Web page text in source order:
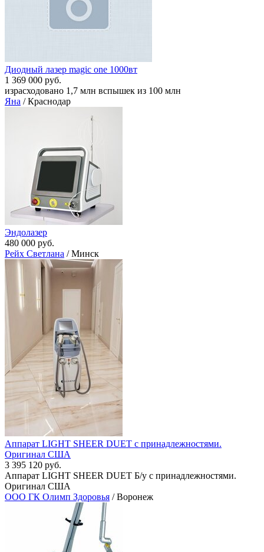
Диодный лазер magic one 1000вт
1 369 000 руб.
израсходовано 1,7 млн вспышек из 100 млн
Яна / Краснодар
Эндолазер
480 000 руб.
Рейх Светлана / Минск
Aппapат LIGНТ SHЕER DUЕT с принадлежностями.
Оригинал США
3 395 120 руб.
Aппapат LIGНТ SHЕER DUЕT Б/у с принадлежностями.
Оригинал США
ООО ГК Олимп Здоровья / Воронеж